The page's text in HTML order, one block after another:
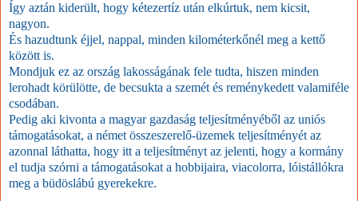
Így aztán kiderült, hogy kétezertíz után elkúrtuk, nem kicsit,
nagyon.
És hazudtunk éjjel, nappal, minden kilométerkőnél meg a kettő
között is.
Mondjuk ez az ország lakosságának fele tudta, hiszen minden
lerohadt körülötte, de becsukta a szemét és reménykedett valamiféle
csodában.
Pedig aki kivonta a magyar gazdaság teljesítményéből az uniós
támogatásokat, a német összeszerelő-üzemek teljesítményét az
azonnal láthatta, hogy itt a teljesítményt az jelenti, hogy a kormány
el tudja szórni a támogatásokat a hobbijaira, viacolorra, lóistállókra
meg a büdöslábú gyerekekre.